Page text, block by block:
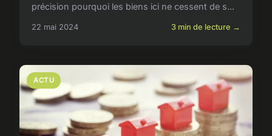
précision pourquoi les biens ici ne cessent de s...
22 mai 2024 3 min de lecture →
ACTU